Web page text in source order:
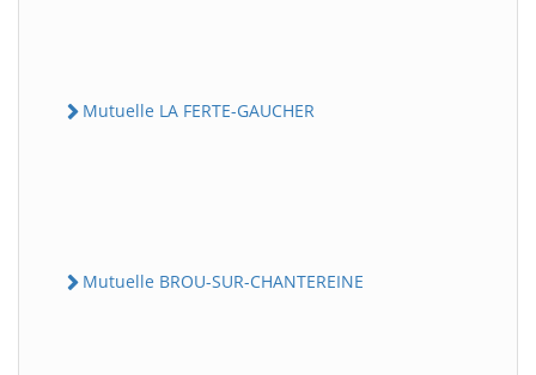
Mutuelle LA FERTE-GAUCHER
Mutuelle BROU-SUR-CHANTEREINE